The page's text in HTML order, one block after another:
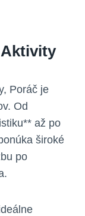
Poráč ‌je​
Od
až po
široké
po